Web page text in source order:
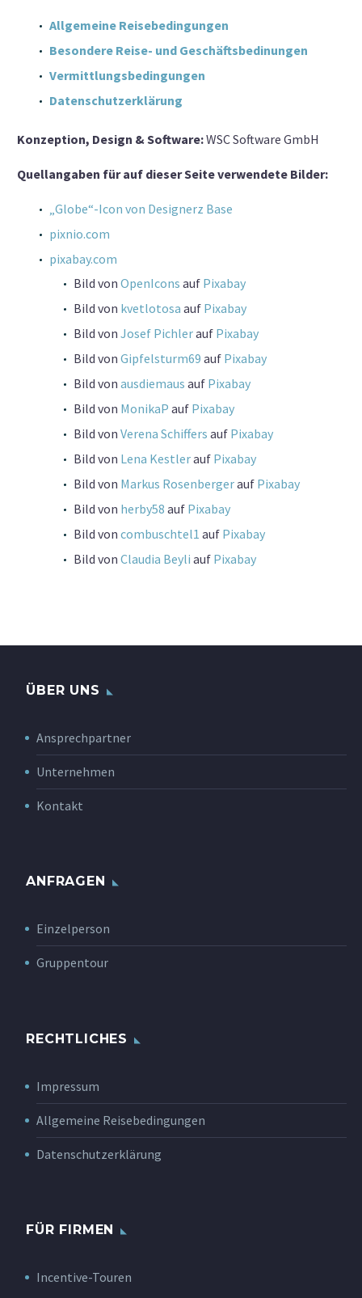
Allgemeine Reisebedingungen
Besondere Reise- und Geschäftsbedinungen
Vermittlungsbedingungen
Datenschutzerklärung
Konzeption, Design & Software:WSC Software GmbH
Quellangaben für auf dieser Seite verwendete Bilder:
„Globe“-Icon von Designerz Base
pixnio.com
pixabay.com
Bild von OpenIcons auf Pixabay
Bild von kvetlotosa auf Pixabay
Bild von Josef Pichlerauf Pixabay
Bild von Gipfelsturm69 auf Pixabay
Bild von ausdiemaus auf Pixabay
Bild von MonikaP auf Pixabay
Bild von Verena Schiffers auf Pixabay
Bild von Lena Kestlerauf Pixabay
Bild von Markus Rosenbergerauf Pixabay
Bild von herby58 auf Pixabay
Bild von combuschtel1 auf Pixabay
Bild von Claudia Beyli auf Pixabay
ÜBER UNS
Ansprechpartner
Unternehmen
Kontakt
ANFRAGEN
Einzelperson
Gruppentour
RECHTLICHES
Impressum
Allgemeine Reisebedingungen
Datenschutzerklärung
FÜR FIRMEN
Incentive-Touren